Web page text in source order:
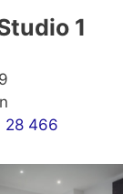
1
28 466